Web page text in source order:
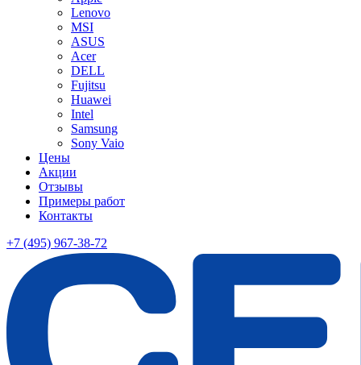
Lenovo
MSI
ASUS
Acer
DELL
Fujitsu
Huawei
Intel
Samsung
Sony Vaio
Цены
Акции
Отзывы
Примеры работ
Контакты
+7 (495) 967-38-72